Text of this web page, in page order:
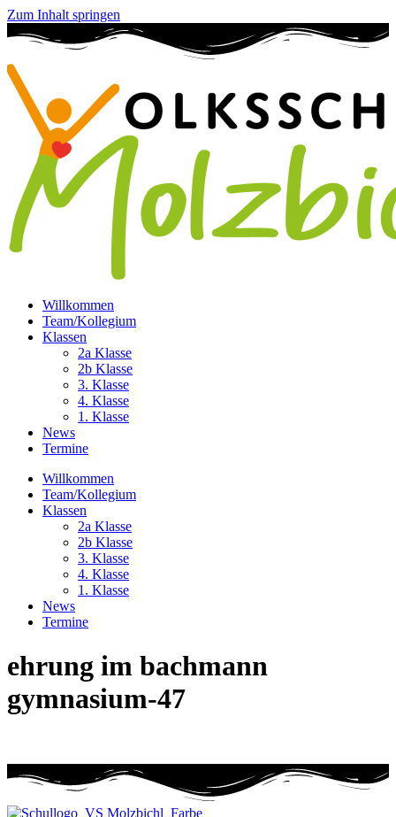
Zum Inhalt springen
Willkommen
Team/Kollegium
Klassen
2a Klasse
2b Klasse
3. Klasse
4. Klasse
1. Klasse
News
Termine
Willkommen
Team/Kollegium
Klassen
2a Klasse
2b Klasse
3. Klasse
4. Klasse
1. Klasse
News
Termine
ehrung im bachmann
gymnasium-47